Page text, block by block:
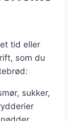
tid eller
som du
sukker,